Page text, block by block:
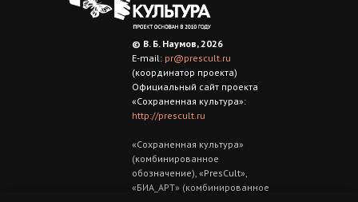
© В. Б. Наумов, 2026
E-mail: pr@prescult.ru
(координатор проекта)
Официальный сайт проекта
«Сохраненная культура»:
http://prescult.ru
«Сохраненная культура»
(комбинированное
обозначение), «РresCult»,
«БИА_АРТ» (комбинированное